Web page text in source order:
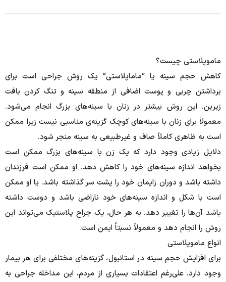
ماموپلاستی چیست؟
کاهش حجم سینه یا “ماماپلاستی” یک روش جراحی است برای
برداشتن چربی و پوست اضافی از منطقه سینه و تنگ کردن بافت
زیرین. این روش بیشتر در زنان با سینه‌های بزرگ انجام می‌شود.
معمولاً برای زنان با سینه‌های کوچک گزینه‌ی مناسبی نیست زیرا ممکن
است به ظاهری کاملاً صاف و غیرطبیعی به سینه منجر شود.
دلایل زیادی وجود دارد که یک زن با سینه‌های بزرگ ممکن است
بخواهد اندازه سینه‌های خود را کاهش دهد. او ممکن است فرزندان
داشته باشد و دوران زایمان خود را پشت سر گذاشته باشد. یا او ممکن
است با شکل و اندازه سینه‌های خود ناراضی باشد و دوست داشته
باشد آن‌ها را تغییر دهد. به هر حال، یک جراح پلاستیک می‌تواند این
روش را انجام دهد و معمولاً نسبتاً ایمن است.
انواع ماموپلاستی
برای افزایش حجم سینه در استانبول، گزینه‌های مختلفی برای هر بیمار
وجود دارد. علی‌رغم اعتقادات بسیاری از مردم، این مداخله جراحی به